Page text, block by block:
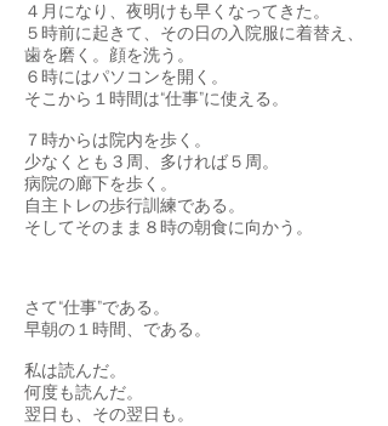
４月になり、夜明けも早くなってきた。
５時前に起きて、その日の入院服に着替え、
歯を磨く。顔を洗う。
６時にはパソコンを開く。
そこから１時間は“仕事”に使える。
７時からは院内を歩く。
少なくとも３周、多ければ５周。
病院の廊下を歩く。
自主トレの歩行訓練である。
そしてそのまま８時の朝食に向かう。
さて“仕事”である。
早朝の１時間、である。
私は読んだ。
何度も読んだ。
翌日も、その翌日も。